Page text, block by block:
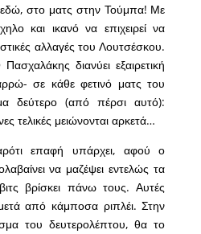
στο ματς στην Τούμπα! Με
και ικανό να επιχειρεί να
αλλαγές του Λουτσέσκου.
διανύει εξαιρετική
σε κάθε φετινό ματς του
δεύτερο (από πέρσι αυτό):
τελικές μειώνονται αρκετά…
επαφή υπάρχει, αφού ο
να μαζέψει εντελώς τα
βρίσκει πάνω τους. Αυτές
από κάμποσα ριπλέι. Στην
του δευτερολέπτου, θα το